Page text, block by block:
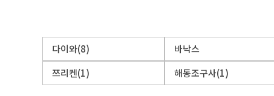
다이와(8) 바낙스
쯔리켄(1)
해동조구사(1)